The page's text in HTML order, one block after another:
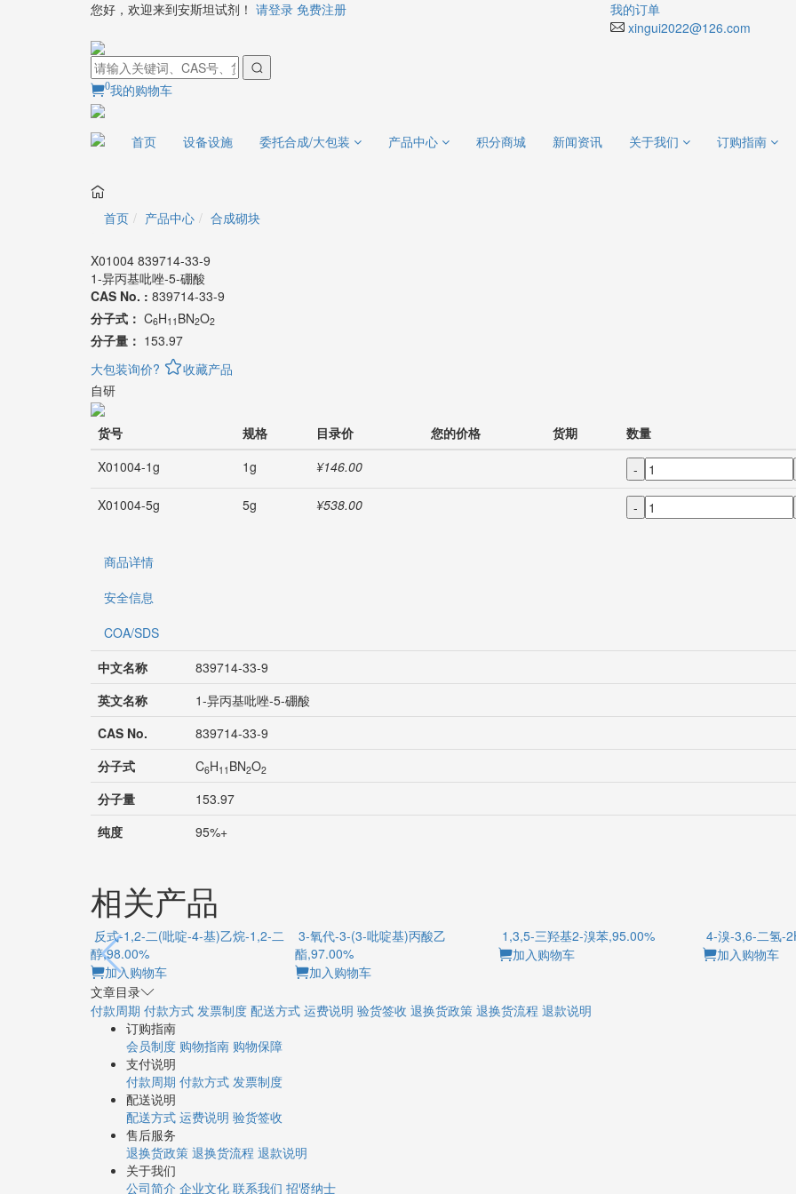
您好，欢迎来到安斯坦试剂！ 请登录 免费注册
我的订单
xingui2022@126.com
0我的购物车
首页 设备设施 委托合成/大包装 产品中心 积分商城 新闻资讯 关于我们 订购指南
首页 产品中心 合成砌块
X01004 839714-33-9
1-异丙基吡唑-5-硼酸
CAS No. : 839714-33-9
分子式： C6H11 BN2O2
分子量： 153.97
大包装询价?
收藏产品
自研
货号 规格 目录价 您的价格 货期 数量
X01004-1g
1g ¥146.00 -
X01004-5g
5g ¥538.00 -
商品详情
安全信息
COA/SDS
中文名称
839714-33-9
英文名称
1-异丙基吡唑-5-硼酸
CAS No.
839714-33-9
分子式
C6H11 BN2O2
分子量
153.97
纯度
95%+
相关产品
反式-1,2-二(吡啶-4-基)乙烷-1,2-二
醇,98.00%
加入购物车
3-氧代-3-(3-吡啶基)丙酸乙
酯,97.00%
加入购物车
1,3,5-三羟基2-溴苯,95.00%
加入购物车
4-溴-3,6-二氢-
加入购物车
文章目录
付款周期 付款方式 发票制度 配送方式 运费说明 验货签收 退换货政策 退换货流程 退款说明
订购指南
会员制度 购物指南 购物保障
支付说明
付款周期 付款方式 发票制度
配送说明
配送方式 运费说明 验货签收
售后服务
退换货政策 退换货流程 退款说明
关于我们
公司简介 企业文化 联系我们 招贤纳士